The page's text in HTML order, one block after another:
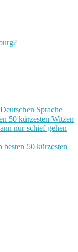
Sprache
50 kürzesten Witzen
nur schief gehen
50 kürzesten